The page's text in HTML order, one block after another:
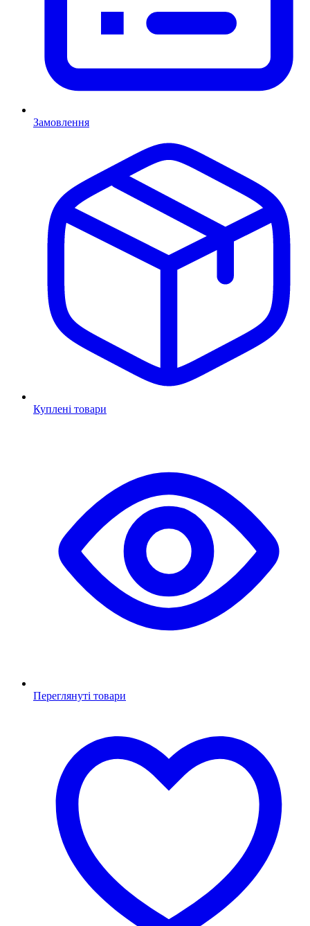
Замовлення
Куплені товари
Переглянуті товари